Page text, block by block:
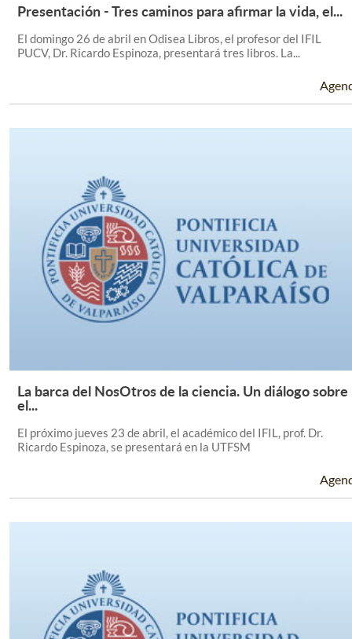
Leer Más +
Presentación - Tres caminos para afirmar la vida, el...
El domingo 26 de abril en Odisea Libros, el profesor del IFIL
PUCV, Dr. Ricardo Espinoza, presentará tres libros. La...
Leer Más +
La barca del NosOtros de la ciencia. Un diálogo sobre
el...
El próximo jueves 23 de abril, el académico del IFIL, prof. Dr.
Ricardo Espinoza, se presentará en la UTFSM